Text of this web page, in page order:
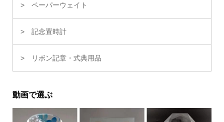
ペーパーウェイト
記念置時計
リボン記章・式典用品
動画で選ぶ